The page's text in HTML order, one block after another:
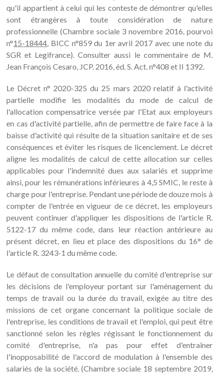
qu'il appartient à celui qui les conteste de démontrer qu'elles
sont étrangères à toute considération de nature
professionnelle (Chambre sociale 3 novembre 2016, pourvoi
n°15-18444, BICC n°859 du 1er avril 2017 avec une note du
SGR et Legifrance). Consulter aussi le commentaire de M.
Jean François Cesaro, JCP. 2016, éd. S. Act. n°408 et II 1392.
Le Décret n° 2020-325 du 25 mars 2020 relatif à l'activité
partielle modifie les modalités du mode de calcul de
l'allocation compensatrice versée par l'Etat aux employeurs
en cas d'activité partielle, afin de permettre de faire face à la
baisse d'activité qui résulte de la situation sanitaire et de ses
conséquences et éviter les risques de licenciement. Le décret
aligne les modalités de calcul de cette allocation sur celles
applicables pour l'indemnité dues aux salariés et supprime
ainsi, pour les rémunérations inférieures à 4,5 SMIC, le reste à
charge pour l'entreprise. Pendant une période de douze mois à
compter de l'entrée en vigueur de ce décret, les employeurs
peuvent continuer d'appliquer les dispositions de l'article R.
5122-17 du même code, dans leur réaction antérieure au
présent décret, en lieu et place des dispositions du 16° de
l'article R. 3243-1 du même code.
Le défaut de consultation annuelle du comité d'entreprise sur
les décisions de l'employeur portant sur l'aménagement du
temps de travail ou la durée du travail, exigée au titre des
missions de cet organe concernant la politique sociale de
l'entreprise, les conditions de travail et l'emploi, qui peut être
sanctionné selon les règles régissant le fonctionnement du
comité d'entreprise, n'a pas pour effet d'entraîner
l'inopposabilité de l'accord de modulation à l'ensemble des
salariés de la société. (Chambre sociale 18 septembre 2019,